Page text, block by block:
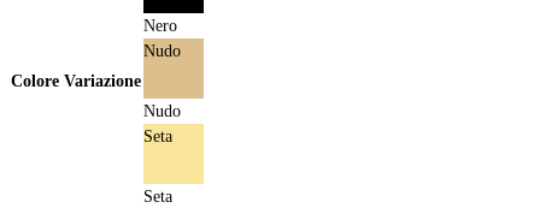
Colore Variazione
Nero
Nudo
Nudo
Seta
Seta